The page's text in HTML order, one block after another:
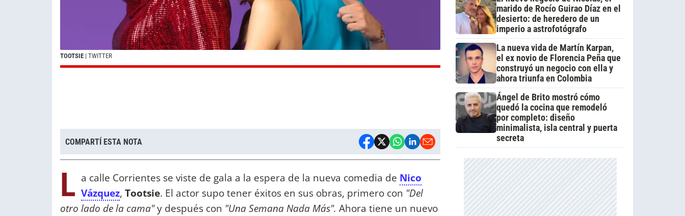
TOOTSIE | TWITTER
COMPARTÍ ESTA NOTA
L a calle Corrientes se viste de gala a la espera de la nueva comedia de Nico
Vázquez, Tootsie. El actor supo tener éxitos en sus obras, primero con "Del
otro lado de la cama"y después con "Una Semana Nada Más". Ahora tiene un nuevo
marido de Rocío Guirao Díaz en el
desierto: de heredero de un
imperio a astrofotógrafo
La nueva vida de Martín Karpan,
el ex novio de Florencia Peña que
construyó un negocio con ella y
ahora triunfa en Colombia
Ángel de Brito mostró cómo
quedó la cocina que remodeló
por completo: diseño
minimalista, isla central y puerta
secreta